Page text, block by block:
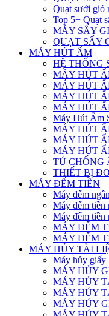
Quạt sưởi gió
Top 5+ Quạt
MÁY SẤY
QUẠT SẤY
MÁY HÚT ẨM
HỆ THỐNG
MÁY HÚT
MÁY HÚT
MÁY HÚT
MÁY HÚT
Máy Hút Ẩm
MÁY HÚT
MÁY HÚT
MÁY HÚT
TỦ CHỐNG
THIẾT BỊ ĐO
MÁY ĐẾM TIỀN
Máy đếm
Máy đếm tiền
Máy đếm tiền
MÁY ĐẾM
MÁY ĐẾM
MÁY HỦY TÀI
Máy hủy
MÁY HỦY
MÁY HỦY
MÁY HỦY
MÁY HỦY